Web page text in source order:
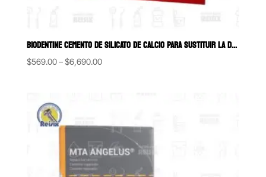
BIODENTINE CEMENTO DE SILICATO DE CALCIO PARA SUSTITUIR LA DENTINA
$569.00–$6,690.00Price